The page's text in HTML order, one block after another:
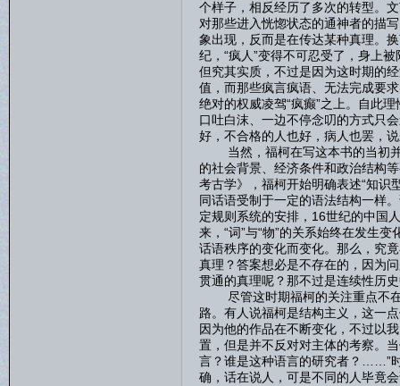
个样子，相反经历了多次的转型。
对那些进入恍惚状态的通神者的描
象出现，反而是在传达某种真理。
纪，“疯人”变得不可忍受了，身上
但究其实质，不过是因为这时期的
值，而那些疯言疯语、无法完成要
绝对的权威凌驾“疯癫”之上。自此
口吐白沫、一边不停念叨的方式只
好，不合格的人也好，病人也罢，
当然，福柯在写这本书的当初并
的社会背景、经济条件和政治结构
考古学》，福柯开始明确表述“知识
同话语受制于一定的语法结构一样
定规则系统的安排，16世纪的中国
来，“词”与“物”的关系始终在发生
话语秩序的变化而变化。那么，究
真理？答案想必是不存在的，因为
贯通的真理呢？那不过是连续性历
尽管这时期福柯的关注重点不在
路。有人说福柯是结构主义，这一
因为他的作品在不断变化，不过以
置，但是并不反对对主体的考察。
言？谁是这种语言的研究者？……”
确，话在说人，可是不同的人毕竟